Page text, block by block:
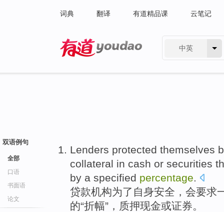
词典 翻译 有道精品课 云笔记
中英
双语例句
全部
口语
书面语
论文
Lenders protected themselves
collateral in cash or securities
by a specified percentage.
贷款机构为了 自身安全， 会要求
的“折幅”， 质押现金或证券。